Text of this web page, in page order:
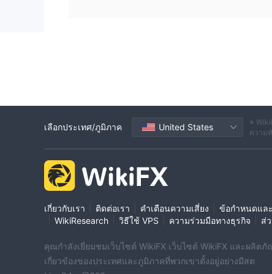
ดำเนินการและค่าธรรมเนียมของตนเอง ดังนั้นผู้ใช้คว
บริการลูกค้า
Binomo Trading มีการสนับสนุนลูกค้าเพื่อช่วยเหลือใ
support@binomotradingfx.com
จัดการบัญชี ปัญหาทางเทคนิค และคำถามทั่วไป
สรุป
ในสรุป Binomo Trading มีการเข้าถึงการเทรดฟอเร็
กำกับดูแลและเว็บไซต์ที่ไม่สามารถใช้งานได้แสดงถึง
การเทรดและวิธีการชำระเงินที่หลากหลาย ข้อมูลที่มีจ
โบรกเกอร์ที่ได้รับการควบคุมโดยหน่วยงานกำกับดูแลอื่น
เลือกประเทศ/ภูมิภาค United States
※
ความ
เกี่ยวกับเรา ติดต่อเรา คำเตือนความเสี่ยง ข้อกำหนดแล
WikiResearch วิธีใช้ VPS ความร่วมมือทางธุรกิจ ส่
คุณกำลังเยี่ยมชมเว็บไซต์ WikiFX เว็บไซต์ WikiFX และผลิ
เกี่ยวข้องของประเทศและภูมิภาคที่พวกเขาตั้งอยู่อย่างมีสต